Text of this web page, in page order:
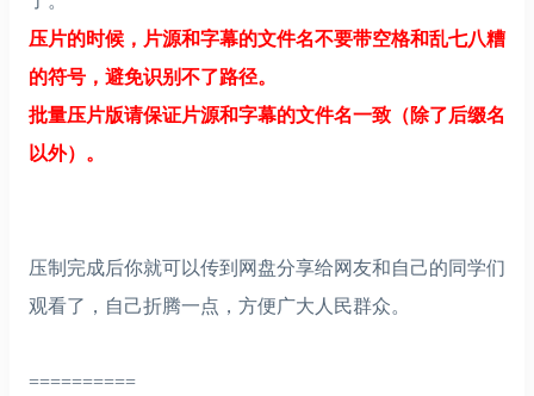
压片的时候，片源和字幕的文件名不要带空格和乱七八糟
的符号，避免识别不了路径。
批量压片版请保证片源和字幕的文件名一致（除了后缀名
以外）。
压制完成后你就可以传到网盘分享给网友和自己的同学们
观看了，自己折腾一点，方便广大人民群众。
==========